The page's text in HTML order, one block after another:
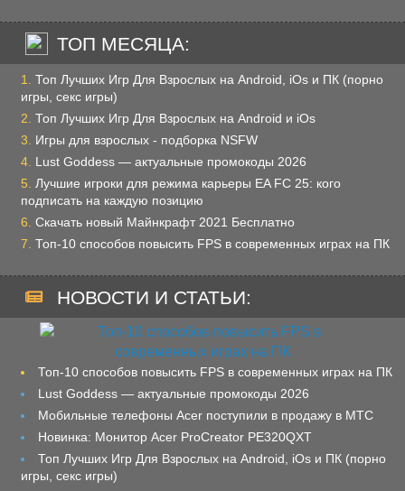
ТОП МЕСЯЦА:
Топ Лучших Игр Для Взрослых на Android, iOs и ПК (порно
игры, секс игры)
Топ Лучших Игр Для Взрослых на Android и iOs
Игры для взрослых - подборка NSFW
Lust Goddess — актуальные промокоды 2026
Лучшие игроки для режима карьеры EA FC 25: кого
подписать на каждую позицию
Скачать новый Майнкрафт 2021 Бесплатно
Топ-10 способов повысить FPS в современных играх на ПК
НОВОСТИ И СТАТЬИ:
Топ-10 способов повысить FPS в современных играх на ПК
Lust Goddess — актуальные промокоды 2026
Мобильные телефоны Acer поступили в продажу в МТС
Новинка: Монитор Acer ProCreator PE320QXT
Топ Лучших Игр Для Взрослых на Android, iOs и ПК (порно
игры, секс игры)